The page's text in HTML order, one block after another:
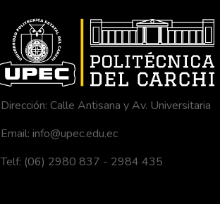
Dirección: Calle Antisana y Av. Universitaria
Email: info@upec.edu.ec
Telf: (06) 2980 837 - 2984 435